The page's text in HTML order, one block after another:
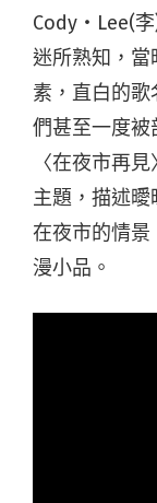
Cody・Lee(
迷所熟知，
素，直白的歌
們甚至一度
〈在夜市再
主題，描述
在夜市的情景
漫小品。